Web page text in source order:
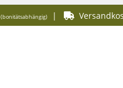
(bonitätsabhängig) |